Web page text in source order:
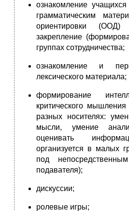
ознакомление
грамматическим
ориентировки
закрепление
группах сотрудничества;
ознакомление и
лексического материала;
формирование
критического
разных носителях:
мысли, умение
оценивать
организуется в малых
под
подавателя);
дискуссии;
ролевые игры;